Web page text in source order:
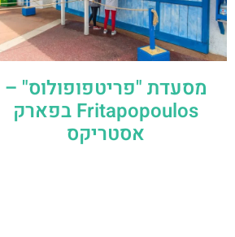
מסעדת "פריטפופולוס" –
Fritapopoulos בפארק
אסטריקס